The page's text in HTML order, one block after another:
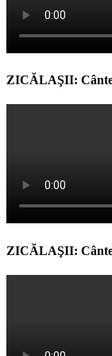
ZICĂLAŞII:
ZICĂLAŞII: